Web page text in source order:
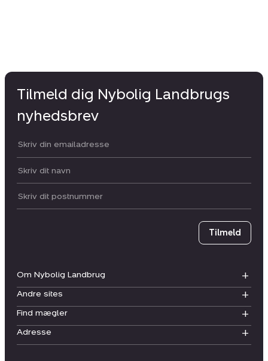
Om Nybolig Landbrug
Andre sites
Find mægler
Adresse
Tilmeld dig Nybolig Landbrugs
nyhedsbrev
Din email:
Dit navn:
Postnummer
Tilmeld